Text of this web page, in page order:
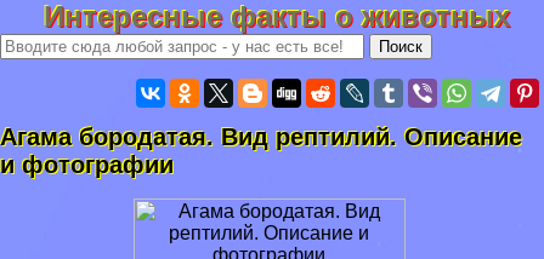
Интересные факты о животных
Агама бородатая. Вид рептилий. Описание
и фотографии